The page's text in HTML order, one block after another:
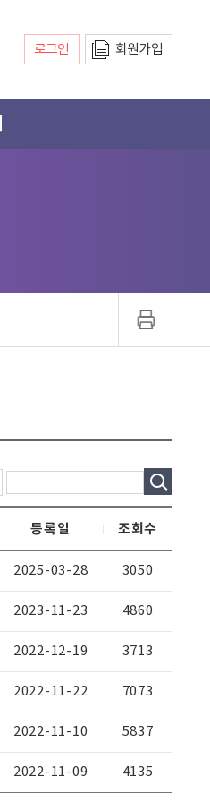
로그인 회원가입
등록일 조회수
2025-03-28 3050
2023-11-23 4860
2022-12-19 3713
2022-11-22 7073
2022-11-10 5837
2022-11-09 4135